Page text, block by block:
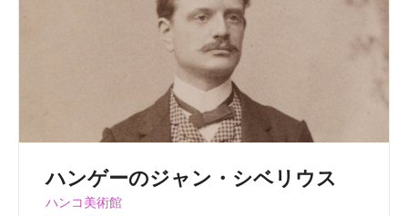
ハンゲーのジャン・シベリウス
ハンコ美術館